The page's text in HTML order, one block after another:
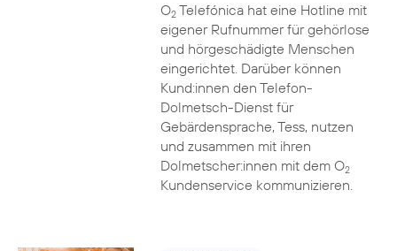
O2Telefónica hat eine Hotline mit
eigener Rufnummer für gehörlose
und hörgeschädigte Menschen
eingerichtet. Darüber können
Kund:innen den Telefon-
Dolmetsch-Dienst für
Gebärdensprache, Tess, nutzen
und zusammen mit ihren
Dolmetscher:innen mit dem O2
Kundenservice kommunizieren.